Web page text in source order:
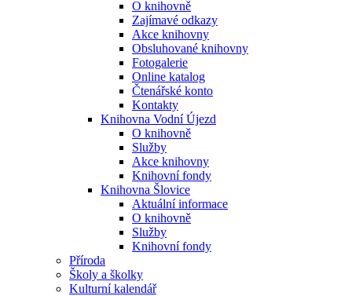
O knihovně
Zajímavé odkazy
Akce knihovny
Obsluhované knihovny
Fotogalerie
Online katalog
Čtenářské konto
Kontakty
Knihovna Vodní Újezd
O knihovně
Služby
Akce knihovny
Knihovní fondy
Knihovna Šlovice
Aktuální informace
O knihovně
Služby
Knihovní fondy
Příroda
Školy a školky
Kulturní kalendář